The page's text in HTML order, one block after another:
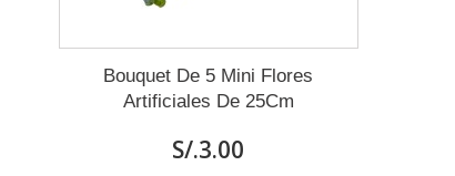
Bouquet De 5 Mini Flores
Artificiales De 25Cm
S/.3.00